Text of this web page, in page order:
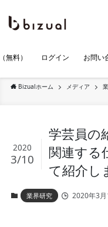
無料） ログイン お問い
Bizualホーム メディア
学芸員の
関連する
て紹介し
2020
3/10
業界研究 2020年3月